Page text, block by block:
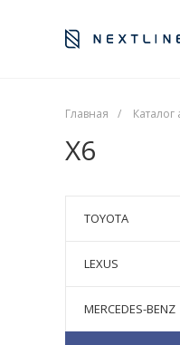
Главная / Каталог
X6
TOYOTA
LEXUS
MERCEDES-BENZ